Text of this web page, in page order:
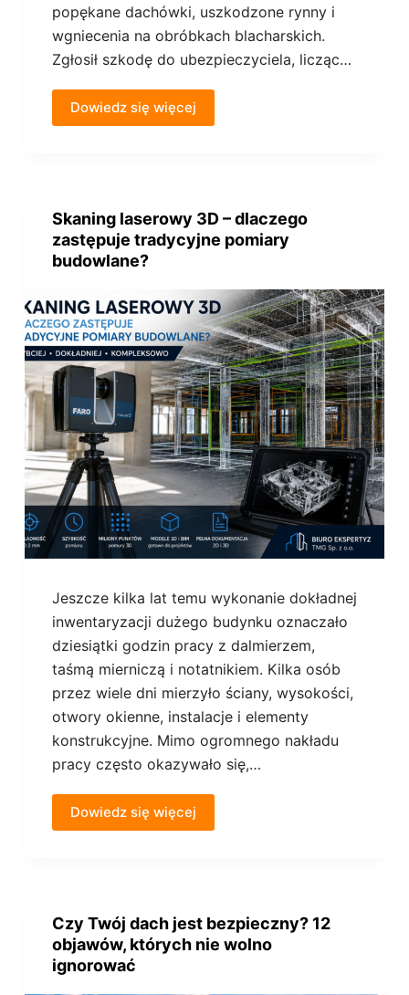
popękane dachówki, uszkodzone rynny i
wgniecenia na obróbkach blacharskich.
Zgłosił szkodę do ubezpieczyciela, licząc…
Dowiedz się więcej
Skaning laserowy 3D – dlaczego
zastępuje tradycyjne pomiary
budowlane?
Jeszcze kilka lat temu wykonanie dokładnej
inwentaryzacji dużego budynku oznaczało
dziesiątki godzin pracy z dalmierzem,
taśmą mierniczą i notatnikiem. Kilka osób
przez wiele dni mierzyło ściany, wysokości,
otwory okienne, instalacje i elementy
konstrukcyjne. Mimo ogromnego nakładu
pracy często okazywało się,…
Dowiedz się więcej
Czy Twój dach jest bezpieczny? 12
objawów, których nie wolno
ignorować